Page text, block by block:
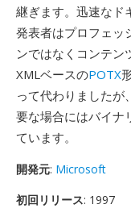
継ぎます。迅速なド
発表者はプロフェッ
ンではなくコンテン
XMLベースのPOTX
って代わりました
要な場合にはバイナ
ています。
開発元: Microsoft
初回リリース: 1997